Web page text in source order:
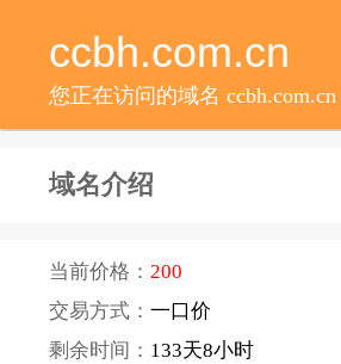
ccbh.com.cn
您正在访问的域名 ccbh.com.cn
域名介绍
当前价格： 200
交易方式： 一口价
剩余时间： 133天8小时